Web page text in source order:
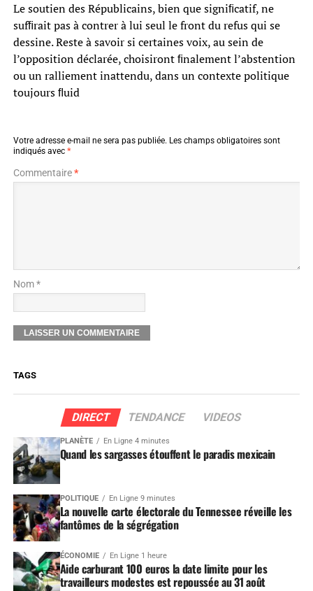
Le soutien des Républicains, bien que signiﬁcatif, ne
sufﬁrait pas à contrer à lui seul le front du refus qui se
dessine. Reste à savoir si certaines voix, au sein de
l’opposition déclarée, choisiront ﬁnalement l’abstention
ou un ralliement inattendu, dans un contexte politique
toujours ﬂuid
Votre adresse e-mail ne sera pas publiée. Les champs obligatoires sont
indiqués avec *
Commentaire*
Nom *
TAGS
DIRECT TENDANCE VIDEOS
PLANÈTE En Ligne 4 minutes
Quand les sargasses étouffent le paradis mexicain
POLITIQUE En Ligne 9 minutes
La nouvelle carte électorale du Tennessee réveille les
fantômes de la ségrégation
ÉCONOMIE En Ligne 1 heure
Aide carburant 100 euros la date limite pour les
travailleurs modestes est repoussée au 31 août